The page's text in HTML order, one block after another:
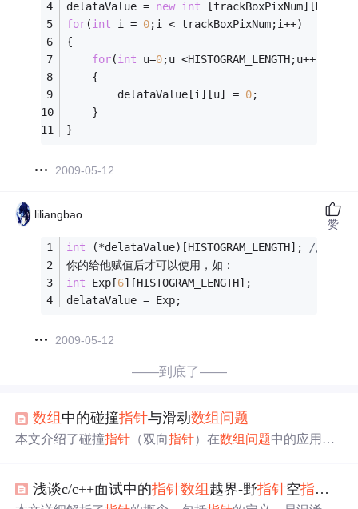
delataValue = new int
for(int i = 0;i < trackBoxPixNum;i++)
{
for(int u=0;u <HISTOGRAM_LENGTH;u++)
	{
		delataValue[i][u] =
0
	}
}
2009-05-12
liliangbao
int (*delataValue)[HISTOGRAM_LENGTH]; //定义了
你的给他赋值后才可以使用，如：
int Exp[6][HISTOGRAM_LENGTH];
delataValue = Exp;
2009-05-12
赞
——到底了——
数组 中的碰撞指针与滑动数组 问题
本文介绍了碰撞指针 （双向指针）在数组 问题中的应用，
时，讲解了滑动窗口的概念，以LeetCode209题为例，展示
浅谈c/c++面试中的指针数组 越界-野指针空指针